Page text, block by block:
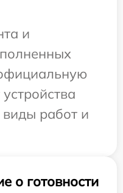
и
работ и
о готовности